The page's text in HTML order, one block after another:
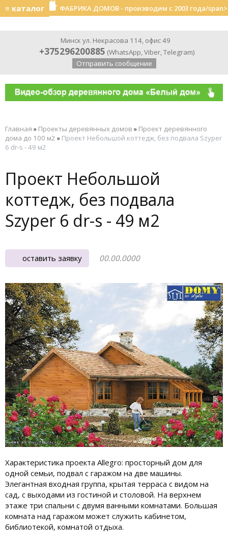
≡ каталог ФАБРИКА ДОМОВ - производим с 2003 года/span>
Минск ул. Некрасова 114, офис 49
+375296200885 (WhatsApp,Viber,Telegram)
Отправить сообщение
Главная » Проекты деревянных домов » Проект деревянного
дома до 100 м2 » Проект Небольшой коттедж, без подвала Szyper
6 dr-s - 49 м2
Проект Небольшой
коттедж, без подвала
Szyper 6 dr-s - 49 м2
оставить заявку 00.00.0000
Характеристика проекта Allegro: просторный дом для
одной семьи, подвал с гаражом на две машины.
Элегантная входная группа, крытая терраса с видом на
сад, с выходами из гостиной и столовой. На верхнем
этаже три спальни с двумя ванными комнатами. Большая
комната над гаражом может служить кабинетом,
библиотекой, комнатой отдыха.